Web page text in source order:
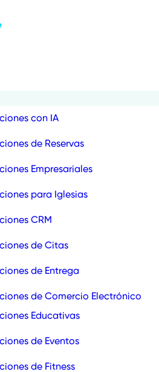
con IA
de Reservas
Empresariales
para Iglesias
CRM
de Citas
de Entrega
de Comercio Electrónico
Educativas
de Eventos
de Fitness